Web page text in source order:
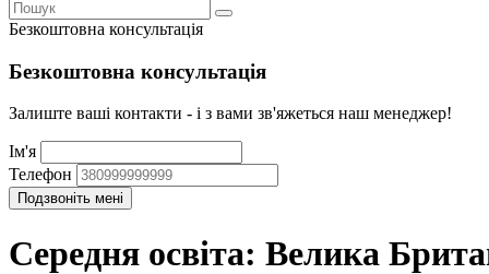
Безкоштовна консультація
Безкоштовна консультація
Залиште ваші контакти - і з вами зв'яжеться наш менеджер!
Ім'я
Телефон
Середня освіта: Велика